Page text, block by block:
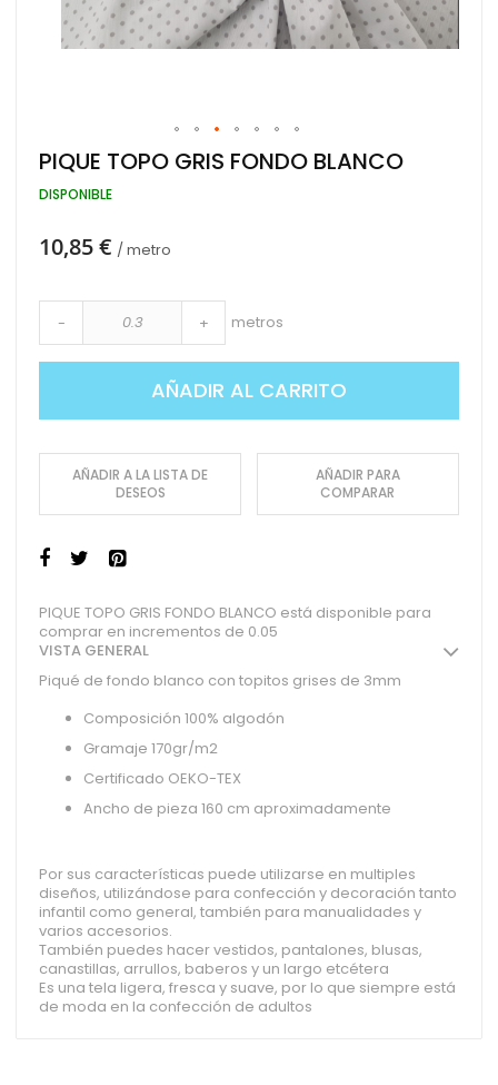
Saltar
al
comienzo
galería
PIQUE TOPO GRIS FONDO BLANCO
DISPONIBLE
10,85 € / metro
- + metros
AÑADIR AL CARRITO
AÑADIR A LA LISTA DE
DESEOS
AÑADIR PARA
COMPARAR
PIQUE TOPO GRIS FONDO BLANCO está disponible para
comprar en incrementos de 0.05
VISTA GENERAL
Piqué de fondo blanco con topitos grises de 3mm
Composición 100% algodón
Gramaje 170gr/m2
Certificado OEKO-TEX
Ancho de pieza 160 cm aproximadamente
Por sus características puede utilizarse en multiples
diseños, utilizándose para confección y decoración tanto
infantil como general, también para manualidades y
varios accesorios.
También puedes hacer vestidos, pantalones, blusas,
canastillas, arrullos, baberos y un largo etcétera
Es una tela ligera, fresca y suave, por lo que siempre está
de moda en la confección de adultos